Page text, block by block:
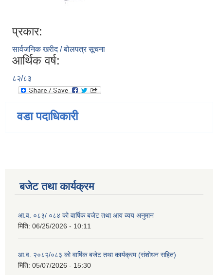
प्रकार:
सार्वजनिक खरीद / बोलपत्र सूचना
आर्थिक वर्ष:
८२/८३
वडा पदाधिकारी
बजेट तथा कार्यक्रम
आ.व. ०८३/ ०८४ को वार्षिक बजेट तथा आय व्यय अनुमान
मिति: 06/25/2026 - 10:11
आ.व. २०८२/०८३ को वार्षिक बजेट तथा कार्यक्रम (संशोधन सहित)
मिति: 05/07/2026 - 15:30